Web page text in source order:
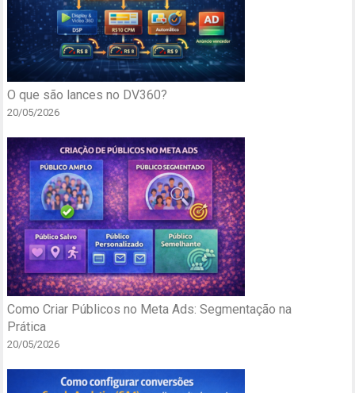
O que são lances no DV360?
20/05/2026
Como Criar Públicos no Meta Ads: Segmentação na
Prática
20/05/2026